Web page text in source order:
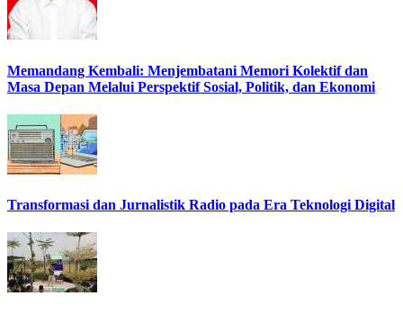
Memandang Kembali: Menjembatani Memori Kolektif dan
Masa Depan Melalui Perspektif Sosial, Politik, dan Ekonomi
Transformasi dan Jurnalistik Radio pada Era Teknologi Digital